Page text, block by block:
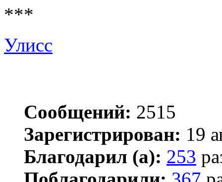
***
Улисс
Сообщений: 2515
Зарегистрирован: 19
Благодарил (а): 253